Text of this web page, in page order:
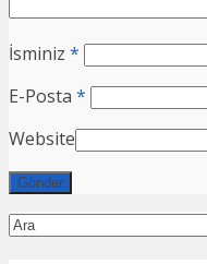
İsminiz *
E-Posta *
Website